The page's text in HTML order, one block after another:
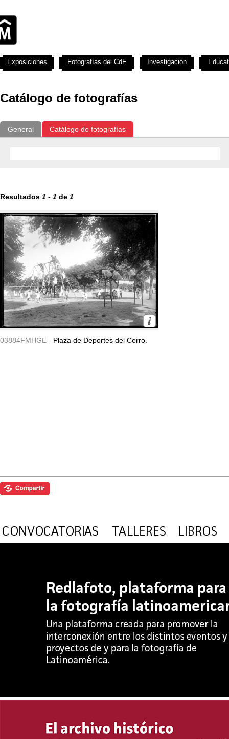
Catálogo de fotografías
General Catálogo de fotografías
Resultados 1 - 1 de 1
03884FMHGE - Plaza de Deportes del Cerro.
Exposiciones Fotografías del CdF Investigación